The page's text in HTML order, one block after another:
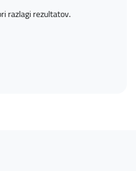
razlagi rezultatov.